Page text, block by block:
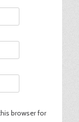
browser for